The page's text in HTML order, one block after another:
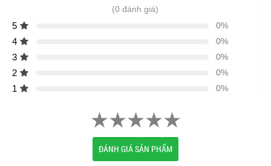
(0 đánh giá)
5 0%
4 0%
3 0%
2 0%
1 0%
ĐÁNH GIÁ SẢN PHẨM